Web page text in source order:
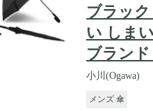
ブラッ
い しま
ブランド
小川(Ogawa)
メンズ 傘